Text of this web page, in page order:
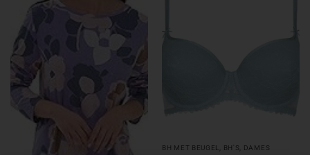
BH MET BEUGEL BH'S DAMES